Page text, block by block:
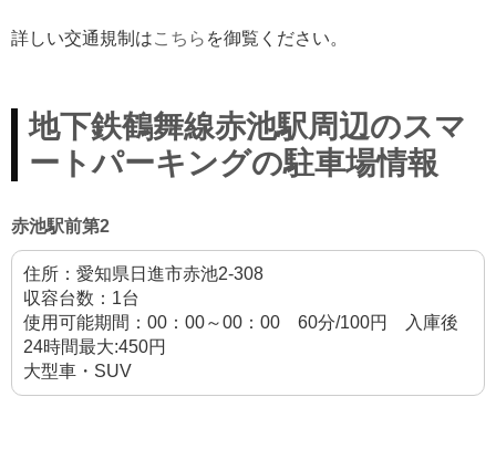
詳しい交通規制はこちら を御覧ください。
地下鉄鶴舞線赤池駅周辺のスマ
ートパーキングの駐車場情報
赤池駅前第2
住所：愛知県日進市赤池2-308
収容台数：1台
使用可能期間：00：00～00：00 60分/100円 入庫後
24時間最大:450円
大型車・SUV